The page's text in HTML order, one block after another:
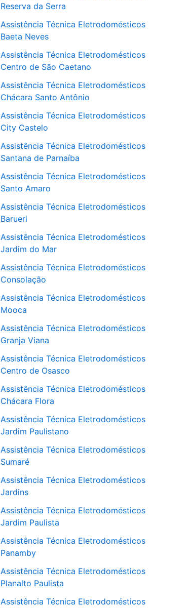
Reserva da Serra
Assistência Técnica Eletrodomésticos
Baeta Neves
Assistência Técnica Eletrodomésticos
Centro de São Caetano
Assistência Técnica Eletrodomésticos
Chácara Santo Antônio
Assistência Técnica Eletrodomésticos
City Castelo
Assistência Técnica Eletrodomésticos
Santana de Parnaíba
Assistência Técnica Eletrodomésticos
Santo Amaro
Assistência Técnica Eletrodomésticos
Barueri
Assistência Técnica Eletrodomésticos
Jardim do Mar
Assistência Técnica Eletrodomésticos
Consolação
Assistência Técnica Eletrodomésticos
Mooca
Assistência Técnica Eletrodomésticos
Granja Viana
Assistência Técnica Eletrodomésticos
Centro de Osasco
Assistência Técnica Eletrodomésticos
Chácara Flora
Assistência Técnica Eletrodomésticos
Jardim Paulistano
Assistência Técnica Eletrodomésticos
Sumaré
Assistência Técnica Eletrodomésticos
Jardins
Assistência Técnica Eletrodomésticos
Jardim Paulista
Assistência Técnica Eletrodomésticos
Panamby
Assistência Técnica Eletrodomésticos
Planalto Paulista
Assistência Técnica Eletrodomésticos